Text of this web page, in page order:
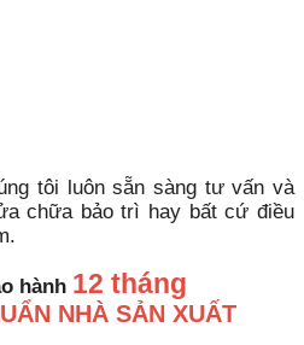
tôi luôn sẵn sàng tư vấn và
chữa bảo trì hay bất cứ điều
hành 12 tháng
NHÀ SẢN XUẤT